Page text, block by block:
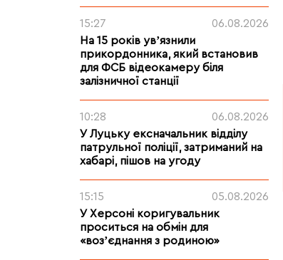
15:27
06.08.2026
На 15 років увʼязнили
прикордонника, який встановив
для ФСБ відеокамеру біля
залізничної станції
10:28
06.08.2026
У Луцьку ексначальник відділу
патрульної поліції, затриманий на
хабарі, пішов на угоду
15:15
05.08.2026
У Херсоні коригувальник
проситься на обмін для
«возʼєднання з родиною»